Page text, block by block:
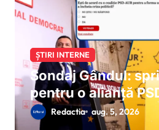
ȘTIRI INTERNE
Sondaj Gândul:
pentru o alianță
soluție a ieșirii din
Redactia aug. 5, 2026